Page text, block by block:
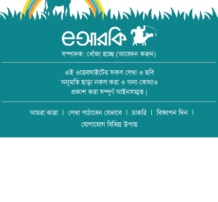
সম্পাদক: খোঁজা হচ্ছে (আবেদন করুন)
এই ওয়েবসাইটের সকল লেখা ও ছবি
অনুমতি ছাড়া নকল করা ও অন্য কোথাও
প্রকাশ করা সম্পূর্ণ আইনসম্মত |
আমরা কারা লেখা পাঠাবেন যেভাবে চাকরি
বিজ্ঞাপন দিন
যোগাযোগ বিভিন্ন উপায়